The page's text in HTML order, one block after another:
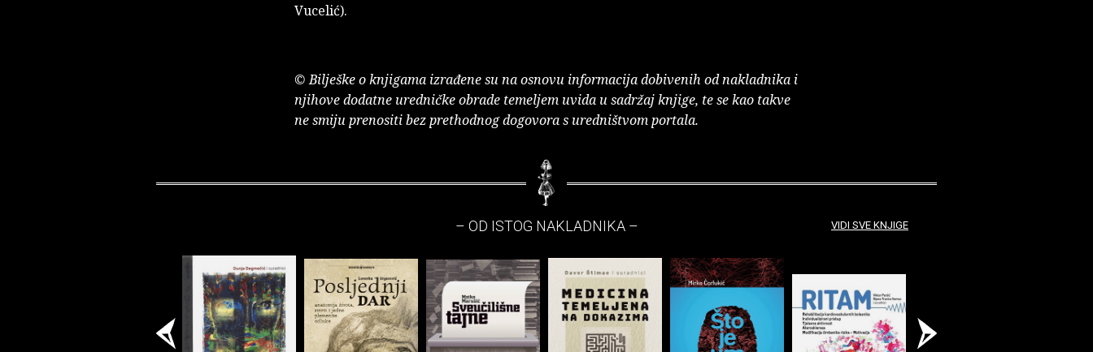
Vucelić).
© Bilješke o knjigama izrađene su na osnovu informacija dobivenih od nakladnika i
njihove dodatne uredničke obrade temeljem uvida u sadržaj knjige, te se kao takve
ne smiju prenositi bez prethodnog dogovora s uredništvom portala.
– OD ISTOG NAKLADNIKA – VIDI SVE KNJIGE